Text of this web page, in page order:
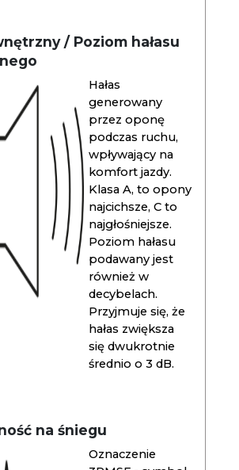
/ Poziom hałasu
Hałas
generowany
przez oponę
podczas ruchu,
wpływający na
komfort jazdy.
Klasa A, to opony
najcichsze, C to
najgłośniejsze.
Poziom hałasu
podawany jest
również w
decybelach.
Przyjmuje się, że
hałas zwiększa
się dwukrotnie
średnio o 3 dB.
na śniegu
Oznaczenie